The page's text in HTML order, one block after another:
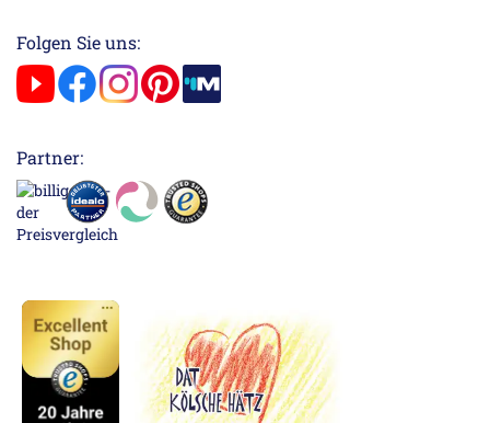
Folgen Sie uns:
Partner: